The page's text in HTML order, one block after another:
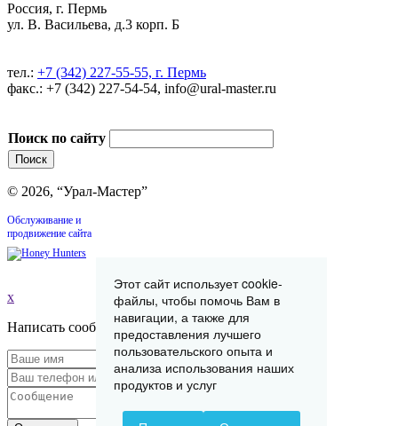
Россия, г. Пермь
ул. В. Васильева, д.3 корп. Б
тел.: +7 (342) 227-55-55, г. Пермь
факс.: +7 (342) 227-54-54, info@ural-master.ru
Поиск по сайту
© 2026, “Урал-Мастер”
Обслуживание и
продвижение сайта
x
Написать сообщение
Этот сайт использует cookie-
файлы, чтобы помочь Вам в
навигации, а также для
предоставления лучшего
пользовательского опыта и
анализа использования наших
продуктов и услуг